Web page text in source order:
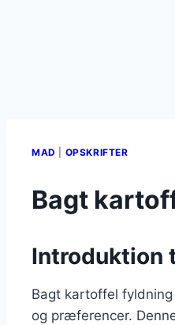
MAD OPSKRIFTER
Bagt
Introduktion
Bagt kartoffel
og præferencer.